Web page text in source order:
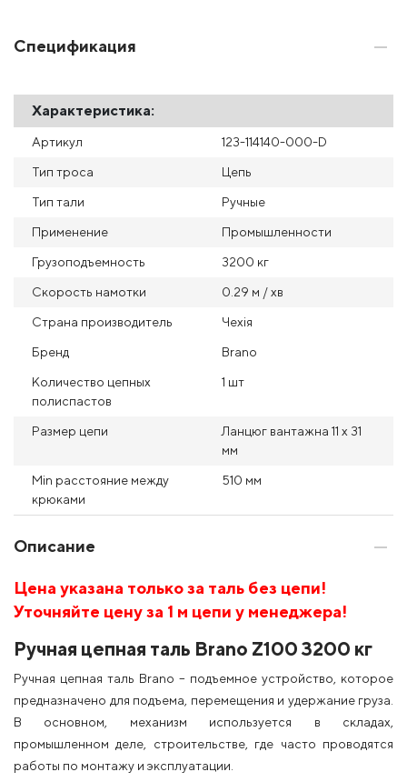
Спецификация
Характеристика:
Артикул 123-114140-000-D
Тип троса Цепь
Тип тали Ручные
Применение Промышленности
Грузоподъемность 3200 кг
Скорость намотки 0.29 м / хв
Страна производитель Чехія
Бренд Brano
Количество цепных
полиспастов
1 шт
Размер цепи
Ланцюг вантажна 11 х 31
мм
Min расстояние между
крюками
510 мм
Описание
Цена указана только за таль без цепи!
Уточняйте цену за 1 м цепи у менеджера!
Ручная цепная таль Brano Z100 3200 кг
Ручная цепная таль Brano – подъемное устройство, которое
предназначено для подъема, перемещения и удержание груза.
В основном, механизм используется в складах,
промышленном деле, строительстве, где часто проводятся
работы по монтажу и эксплуатации.